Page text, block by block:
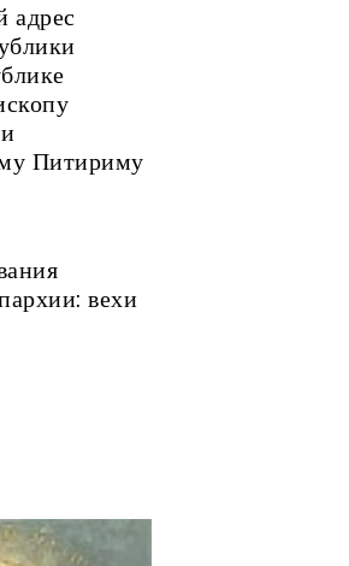
адрес
Питириму
вехи